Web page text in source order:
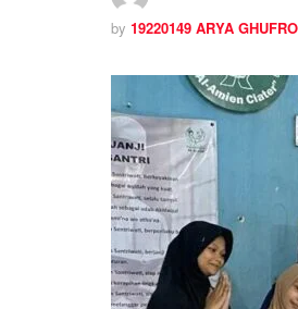
by 19220149 ARYA